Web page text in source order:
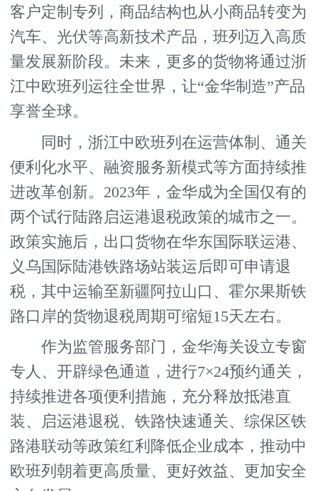
客户定制专列，商品结构也从小商品转变为
汽车、光伏等高新技术产品，班列迈入高质
量发展新阶段。未来，更多的货物将通过浙
江中欧班列运往全世界，让“金华制造”产品
享誉全球。
同时，浙江中欧班列在运营体制、通关
便利化水平、融资服务新模式等方面持续推
进改革创新。2023年，金华成为全国仅有的
两个试行陆路启运港退税政策的城市之一。
政策实施后，出口货物在华东国际联运港、
义乌国际陆港铁路场站装运后即可申请退
税，其中运输至新疆阿拉山口、霍尔果斯铁
路口岸的货物退税周期可缩短15天左右。
作为监管服务部门，金华海关设立专窗
专人、开辟绿色通道，进行7×24预约通关，
持续推进各项便利措施，充分释放抵港直
装、启运港退税、铁路快速通关、综保区铁
路港联动等政策红利降低企业成本，推动中
欧班列朝着更高质量、更好效益、更加安全